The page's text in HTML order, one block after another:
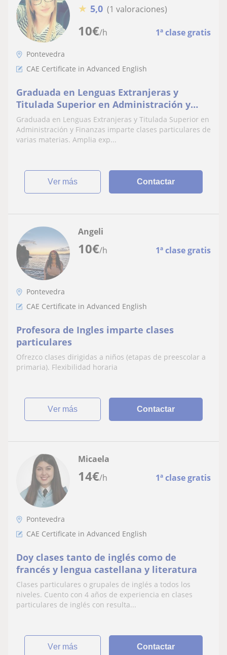
10€/h 1ª clase gratis
★ 5,0 (1 valoraciones)
Pontevedra
CAE Certificate in Advanced English
Graduada en Lenguas Extranjeras y
Titulada Superior en Administración y
Finanzas imparte clases particulares de
varias materias
Graduada en Lenguas Extranjeras y Titulada Superior en
Administración y Finanzas imparte clases particulares de
varias materias. Amplia exp...
ver más Contactar
10€/h 1ª clase gratis
Angeli
Pontevedra
CAE Certificate in Advanced English
Profesora de Ingles imparte clases
particulares
Ofrezco clases dirigidas a niños (etapas de preescolar a
primaria). Flexibilidad horaria
ver más Contactar
14€/h 1ª clase gratis
Micaela
Pontevedra
CAE Certificate in Advanced English
Doy clases tanto de inglés como de
francés y lengua castellana y literatura
Clases particulares o grupales de inglés a todos los
niveles. Cuento con 4 años de experiencia en clases
particulares de inglés con resulta...
ver más Contactar